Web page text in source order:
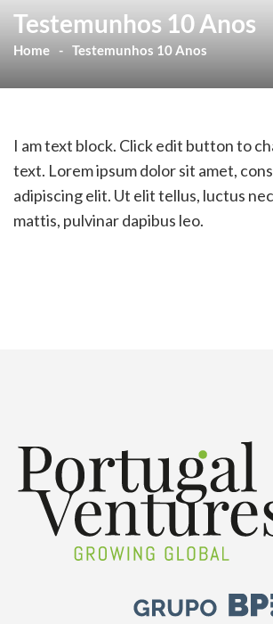
Testemunhos 10 Anos
Home Testemunhos 10 Anos
I am text block. Click edit button to
text. Lorem ipsum dolor sit amet,
adipiscing elit. Ut elit tellus, luctus
mattis, pulvinar dapibus leo.